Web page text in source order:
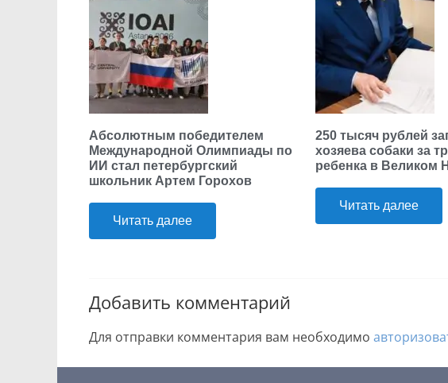
Абсолютным победителем
Международной Олимпиады по
ИИ стал петербургский
школьник Артем Горохов
Читать далее
250 тысяч рублей
хозяева собаки за
ребенка в Великом
Читать далее
Добавить комментарий
Для отправки комментария вам необходимо